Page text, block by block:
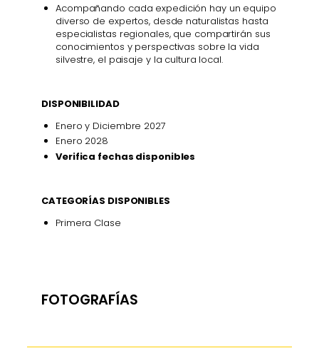
Acompañando cada expedición hay un equipo
diverso de expertos, desde naturalistas hasta
especialistas regionales, que compartirán sus
conocimientos y perspectivas sobre la vida
silvestre, el paisaje y la cultura local.
DISPONIBILIDAD
Enero y Diciembre 2027
Enero 2028
Verifica fechas disponibles
CATEGORÍAS DISPONIBLES
Primera Clase
FOTOGRAFÍAS